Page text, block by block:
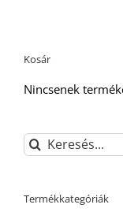
Kosár
Nincsenek
Keresés...
Termékkategóriák